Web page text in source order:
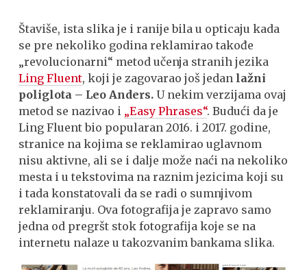
Štaviše, ista slika je i ranije bila u opticaju kada
se pre nekoliko godina reklamirao takođe
„revolucionarni“ metod učenja stranih jezika
Ling Fluent, koji je zagovarao još jedan lažni
poliglota – Leo Anders. U nekim verzijama ovaj
metod se nazivao i „Easy Phrases“. Budući da je
Ling Fluent bio popularan 2016. i 2017. godine,
stranice na kojima se reklamirao uglavnom
nisu aktivne, ali se i dalje može naći na nekoliko
mesta i u tekstovima na raznim jezicima koji su
i tada konstatovali da se radi o sumnjivom
reklamiranju. Ova fotografija je zapravo samo
jedna od pregršt stok fotografija koje se na
internetu nalaze u takozvanim bankama slika.